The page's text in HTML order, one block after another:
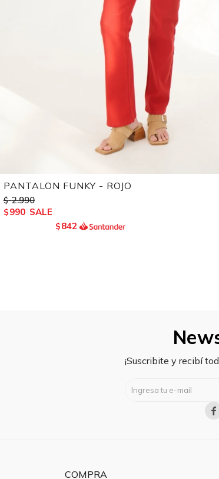
PANTALON FUNKY - ROJO
$ 2.990
$990
$842
¡Suscribite y recibí

COMPRA